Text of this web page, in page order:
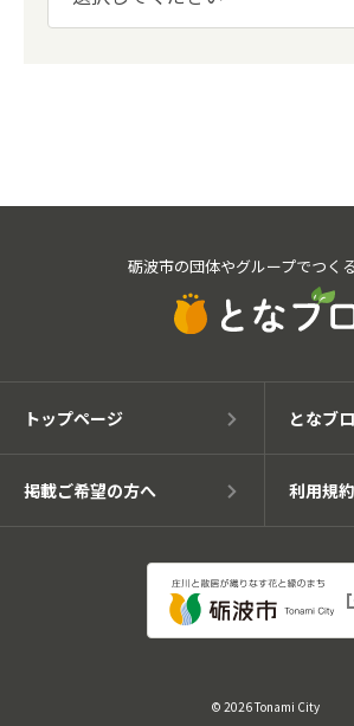
砺波市の団体やグループでつく
トップページ となブ
掲載ご希望の方へ 利用規約
© 2026 Tonami City